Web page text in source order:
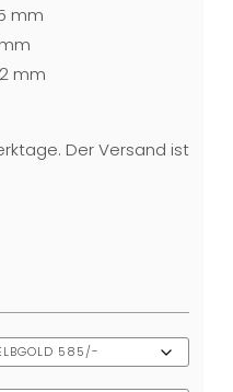
mm
mm
Der Versand ist